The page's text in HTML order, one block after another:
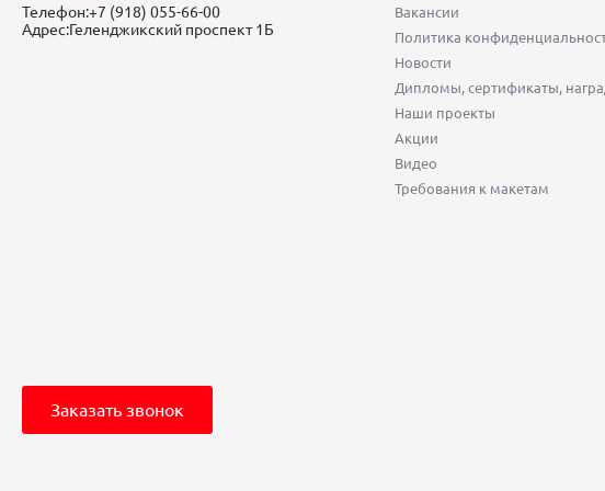
Телефон:+7 (918) 055-66-00
Адрес:Геленджикский проспект 1Б
Вакансии
Политика
Новости
Дипломы, сертификаты,
Наши проекты
Акции
Видео
Требования к макетам
Заказать звонок